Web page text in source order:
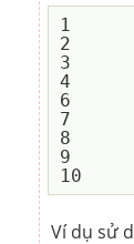
1
2
3
4
6
7
8
9
Ví dụ sử